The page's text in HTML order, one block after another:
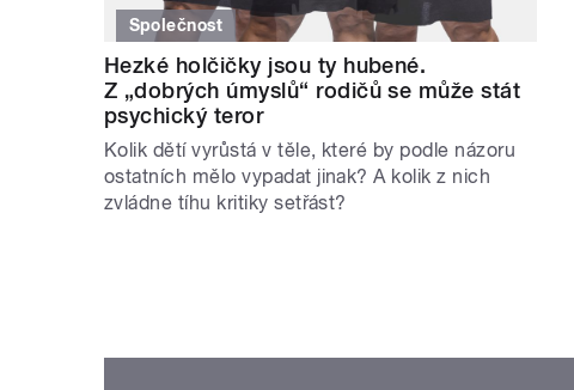
Společnost
Hezké holčičky jsou ty hubené.
Z „dobrých úmyslů“ rodičů se může stát
psychický teror
Kolik dětí vyrůstá v těle, které by podle názoru
ostatních mělo vypadat jinak? A kolik z nich
zvládne tíhu kritiky setřást?